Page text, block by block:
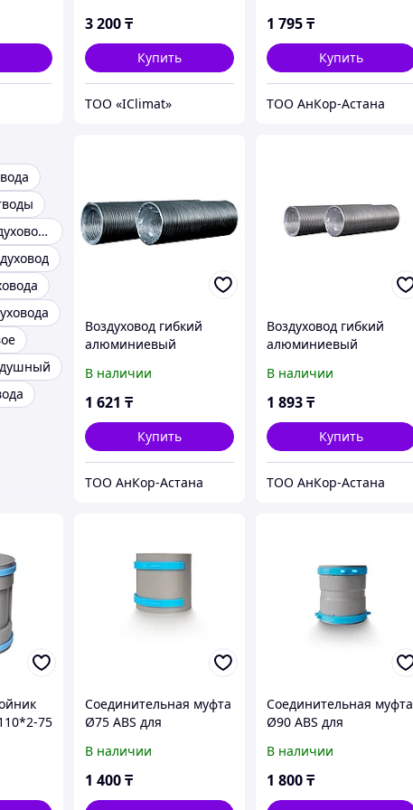
3 200₸
Купить
ТОО «IClimat»
1 795₸
Купить
ТОО АнКор-Астана
Дефлектор воздуховода
Воздуховод гибкий
алюминиевый
L до 3м
В наличии
1 621 ₸
Купить
ТОО АнКор-Астана
Воздуховод гибкий
алюминиевый
L до 3м
В наличии
1 893₸
Купить
ТОО АнКор-Астана
75
Соединительная муфта
Ø75 ABS для
В наличии
1 400₸
Соединительная муфта
Ø90 ABS для
В наличии
1 800₸